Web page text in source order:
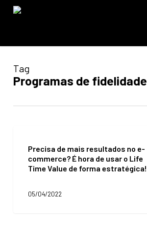
Skip
Tag
Programas de fidelidade
mais
resultados
commerce?
Precisa de mais resultados no e-
commerce? É hora de usar o Life
Time Value de forma estratégica!
05/04/2022